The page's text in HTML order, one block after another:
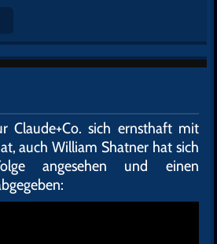
Claude+Co. sich ernsthaft mit
auch William Shatner hat sich
angesehen und einen